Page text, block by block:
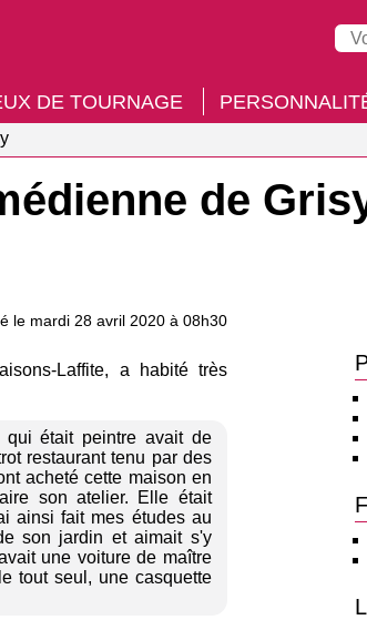
DE TOURNAGE
de
le mardi 28 avril 2020 à 08h30
Laffite, a habité très
était peintre avait de
restaurant tenu par des
acheté cette maison en
son atelier. Elle était
ainsi fait mes études au
son jardin et aimait s'y
une voiture de maître
tout seul, une casquette